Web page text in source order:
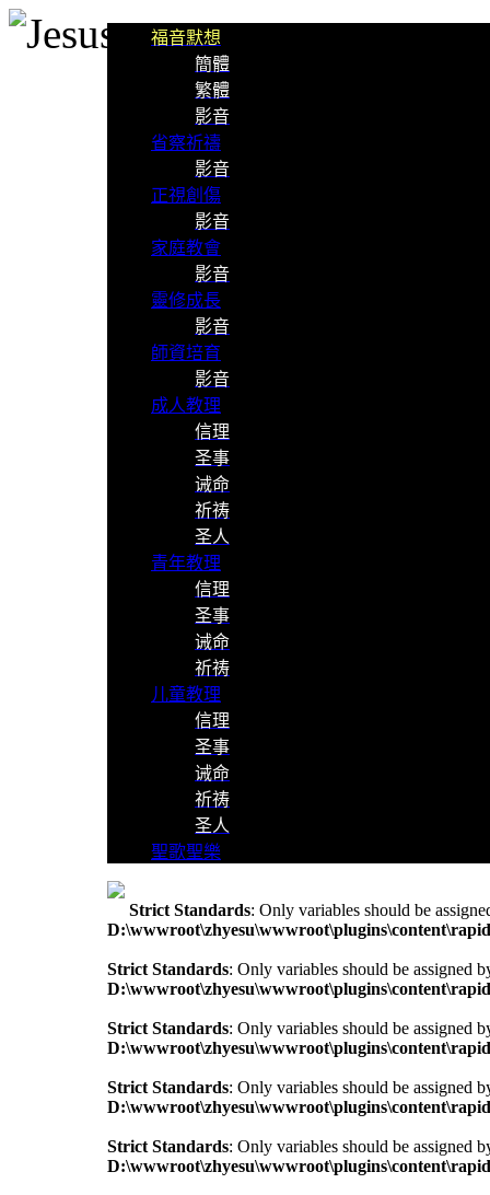
福音默想
簡體
繁體
影音
省察祈禱
影音
正視創傷
影音
家庭教會
影音
靈修成長
影音
師資培育
影音
成人教理
信理
圣事
诫命
祈祷
圣人
青年教理
信理
圣事
诫命
祈祷
儿童教理
信理
圣事
诫命
祈祷
圣人
聖歌聖樂
Strict Standards: Only variables should be
Strict Standards: Only variables should be assigned
Strict Standards: Only variables should be assigned
Strict Standards: Only variables should be assigned
Strict Standards: Only variables should be assigned